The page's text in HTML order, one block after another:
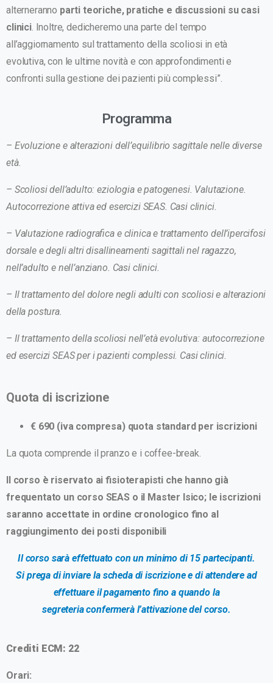
alterneranno parti teoriche, pratiche e discussioni su casi
clinici. Inoltre, dedicheremo una parte del tempo
all’aggiornamento sul trattamento della scoliosi in età
evolutiva, con le ultime novità e con approfondimenti e
confronti sulla gestione dei pazienti più complessi”.
Programma
– Evoluzione e alterazioni dell’equilibrio sagittale nelle diverse
età.
– Scoliosi dell’adulto: eziologia e patogenesi. Valutazione.
Autocorrezione attiva ed esercizi SEAS. Casi clinici.
– Valutazione radiografica e clinica e trattamento dell’ipercifosi
dorsale e degli altri disallineamenti sagittali nel ragazzo,
nell’adulto e nell’anziano. Casi clinici.
– Il trattamento del dolore negli adulti con scoliosi e alterazioni
della postura.
– Il trattamento della scoliosi nell’età evolutiva: autocorrezione
ed esercizi SEAS per i pazienti complessi. Casi clinici.
Quota di iscrizione
€ 690 (iva compresa) quota standard per iscrizioni
La quota comprende il pranzo e i coffee-break.
Il corso è riservato ai fisioterapisti che hanno già
frequentato un corso SEAS o il Master Isico; l e iscrizioni
saranno accettate in ordine cronologico fino al
raggiungimento dei posti disponibili
Il corso sarà effettuato con un minimo di 15 partecipanti.
Si prega di inviare la scheda di iscrizione e di attendere ad
effettuare il pagamento fino a quando la
segreteria confermerà l’attivazione del corso.
Crediti ECM: 22
Orari: